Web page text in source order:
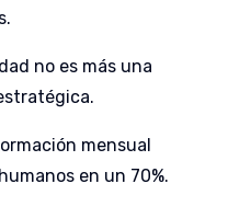
no es más una
mensual
en un 70%.